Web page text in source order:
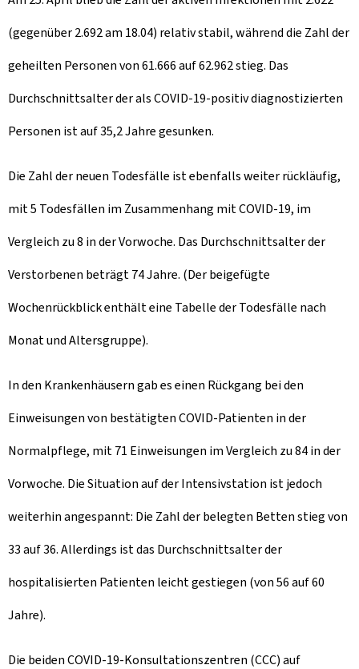
(gegenüber 2.692 am 18.04) relativ stabil, während die Zahl der
geheilten Personen von 61.666 auf 62.962 stieg. Das
Durchschnittsalter der als COVID-19-positiv diagnostizierten
Personen ist auf 35,2 Jahre gesunken.
Die Zahl der neuen Todesfälle ist ebenfalls weiter rückläufig,
mit 5 Todesfällen im Zusammenhang mit COVID-19, im
Vergleich zu 8 in der Vorwoche. Das Durchschnittsalter der
Verstorbenen beträgt 74 Jahre. (Der beigefügte
Wochenrückblick enthält eine Tabelle der Todesfälle nach
Monat und Altersgruppe).
In den Krankenhäusern gab es einen Rückgang bei den
Einweisungen von bestätigten COVID-Patienten in der
Normalpflege, mit 71 Einweisungen im Vergleich zu 84 in der
Vorwoche. Die Situation auf der Intensivstation ist jedoch
weiterhin angespannt: Die Zahl der belegten Betten stieg von
33 auf 36. Allerdings ist das Durchschnittsalter der
hospitalisierten Patienten leicht gestiegen (von 56 auf 60
Jahre).
Die beiden COVID-19-Konsultationszentren (CCC) auf